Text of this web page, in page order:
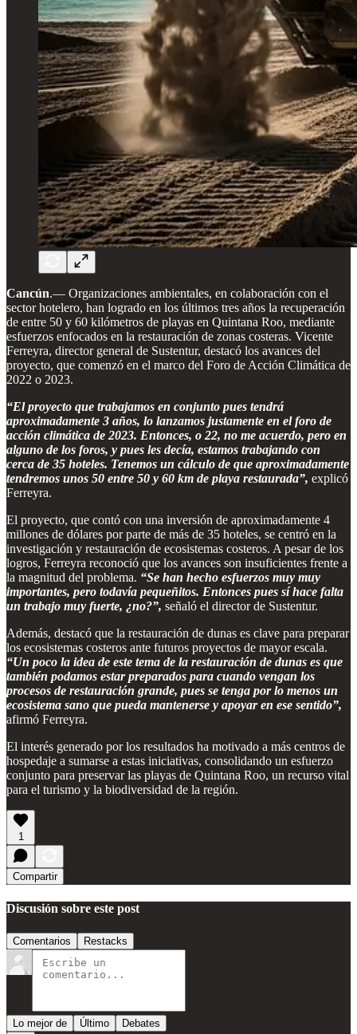
Cancún.— Organizaciones ambientales, en colaboración con el
sector hotelero, han logrado en los últimos tres años la recuperación
de entre 50 y 60 kilómetros de playas en Quintana Roo, mediante
esfuerzos enfocados en la restauración de zonas costeras. Vicente
Ferreyra, director general de Sustentur, destacó los avances del
proyecto, que comenzó en el marco del Foro de Acción Climática de
2022 o 2023.
“El proyecto que trabajamos en conjunto pues tendrá
aproximadamente 3 años, lo lanzamos justamente en el foro de
acción climática de 2023. Entonces, o 22, no me acuerdo, pero en
alguno de los foros, y pues les decía, estamos trabajando con
cerca de 35 hoteles. Tenemos un cálculo de que aproximadamente
tendremos unos 50 entre 50 y 60 km de playa restaurada”, explicó
Ferreyra.
El proyecto, que contó con una inversión de aproximadamente 4
millones de dólares por parte de más de 35 hoteles, se centró en la
investigación y restauración de ecosistemas costeros. A pesar de los
logros, Ferreyra reconoció que los avances son insuficientes frente a
la magnitud del problema. “Se han hecho esfuerzos muy muy
importantes, pero todavía pequeñitos. Entonces pues sí hace falta
un trabajo muy fuerte, ¿no?”, señaló el director de Sustentur.
Además, destacó que la restauración de dunas es clave para preparar
los ecosistemas costeros ante futuros proyectos de mayor escala.
“Un poco la idea de este tema de la restauración de dunas es que
también podamos estar preparados para cuando vengan los
procesos de restauración grande, pues se tenga por lo menos un
ecosistema sano que pueda mantenerse y apoyar en ese sentido”,
afirmó Ferreyra.
El interés generado por los resultados ha motivado a más centros de
hospedaje a sumarse a estas iniciativas, consolidando un esfuerzo
conjunto para preservar las playas de Quintana Roo, un recurso vital
para el turismo y la biodiversidad de la región.
1
Compartir
Discusión sobre este post
Comentarios Restacks
Lo mejor de Último Debates